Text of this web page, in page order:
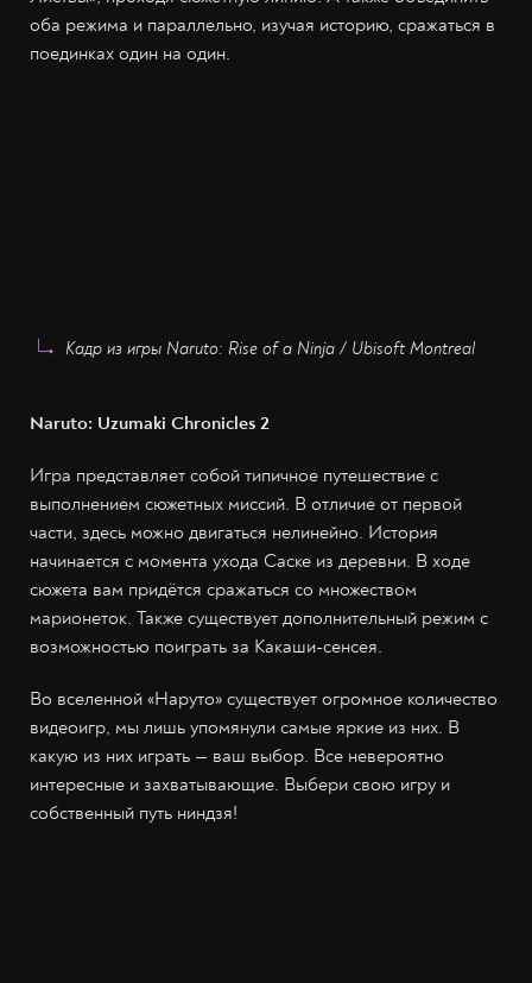
оба режима и параллельно, изучая историю, сражаться в
поединках один на один.
Кадр из игры Naruto: Rise of a Ninja / Ubisoft Montreal
Naruto: Uzumaki Chronicles 2
Игра представляет собой типичное путешествие с
выполнением сюжетных миссий. В отличие от первой
части, здесь можно двигаться нелинейно. История
начинается с момента ухода Саске из деревни. В ходе
сюжета вам придётся сражаться со множеством
марионеток. Также существует дополнительный режим с
возможностью поиграть за Какаши-сенсея.
Во вселенной «Наруто» существует огромное количество
видеоигр, мы лишь упомянули самые яркие из них. В
какую из них играть — ваш выбор. Все невероятно
интересные и захватывающие. Выбери свою игру и
собственный путь ниндзя!